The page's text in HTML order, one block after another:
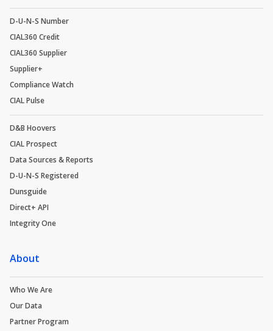
D-U-N-S Number
CIAL360 Credit
CIAL360 Supplier
Supplier+
Compliance Watch
CIAL Pulse
D&B Hoovers
CIAL Prospect
Data Sources & Reports
D-U-N-S Registered
Dunsguide
Direct+ API
Integrity One
About
Who We Are
Our Data
Partner Program